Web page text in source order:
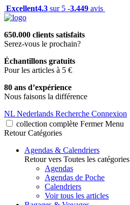
Excellent4.3 sur 5 -3.449 avis
650.000 clients satisfaits
Serez-vous le prochain?
Échantillons gratuits
Pour les articles à 5 €
80 ans d’expérience
Nous faisons la différence
NL Nederlands Recherche Connexion
collection complète Fermer Menu
Retour Catégories
Agendas & Calendriers
Retour vers Toutes les catégories
Agendas
Agendas de Poche
Calendriers
Voir tous les articles